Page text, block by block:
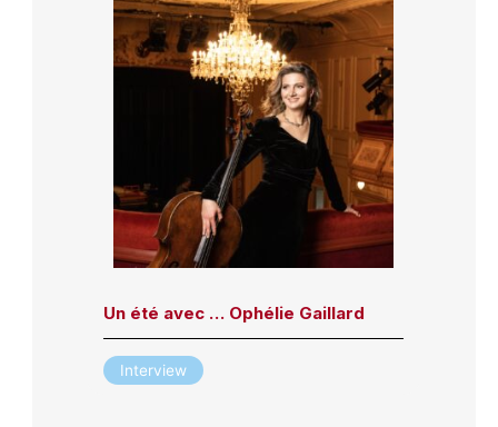
Un été avec … Ophélie Gaillard
Interview